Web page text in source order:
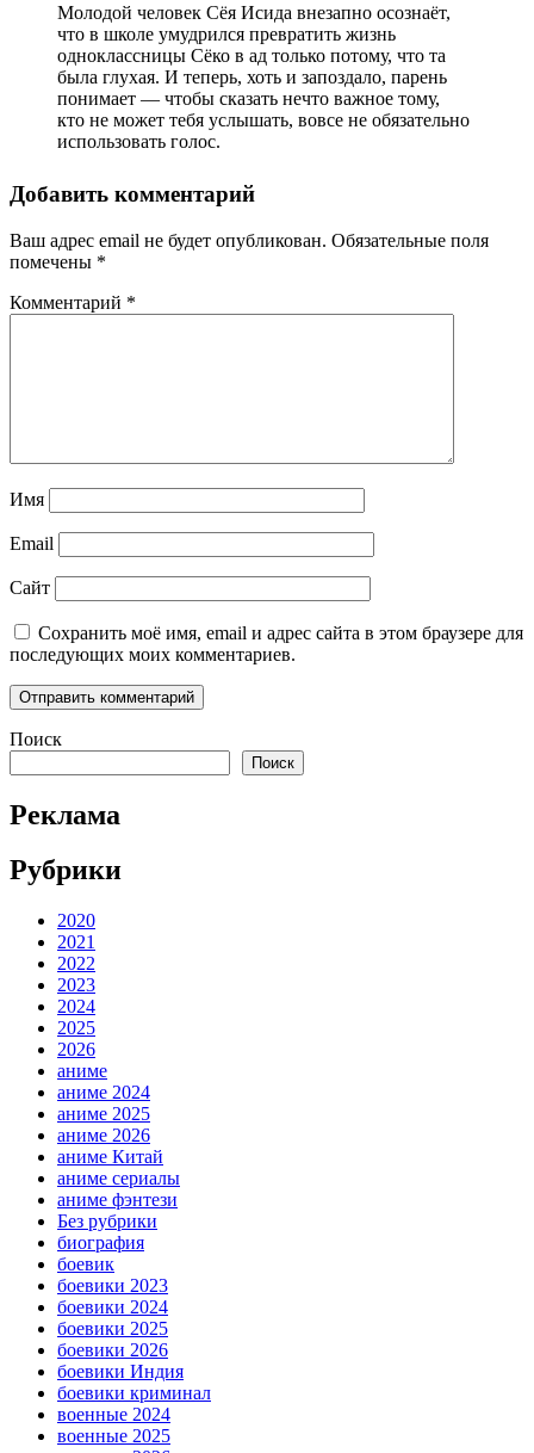
Молодой человек Сёя Исида внезапно осознаёт,
что в школе умудрился превратить жизнь
одноклассницы Сёко в ад только потому, что та
была глухая. И теперь, хоть и запоздало, парень
понимает — чтобы сказать нечто важное тому,
кто не может тебя услышать, вовсе не обязательно
использовать голос.
Добавить комментарий
Ваш адрес email не будет опубликован. Обязательные поля
помечены *
Комментарий *
Имя
Email
Сайт
Сохранить моё имя, email и адрес сайта в этом браузере для
последующих моих комментариев.
Поиск
Поиск
Реклама
Рубрики
2020
2021
2022
2023
2024
2025
2026
аниме
аниме 2024
аниме 2025
аниме 2026
аниме Китай
аниме сериалы
аниме фэнтези
Без рубрики
биография
боевик
боевики 2023
боевики 2024
боевики 2025
боевики 2026
боевики Индия
боевики криминал
военные 2024
военные 2025